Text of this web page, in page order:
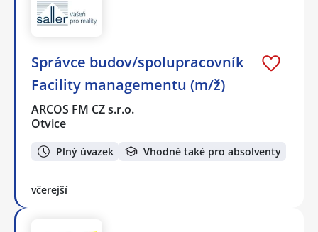
Správce budov/spolupracovník
Facility managementu (m/ž)
ARCOS FM CZ s.r.o.
Otvice
Plný úvazek Vhodné také pro absolventy
včerejší